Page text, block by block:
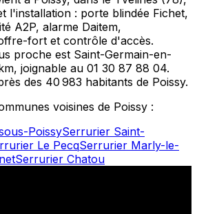
l'installation : porte blindée Fichet,
A2P, alarme Daitem,
fort et contrôle d'accès.
proche est Saint-Germain-en-
joignable au 01 30 87 88 04.
des 40 983 habitants de Poissy.
voisines de Poissy :
PoissySerrurier Saint-
Le PecqSerrurier Marly-le-
Serrurier Chatou